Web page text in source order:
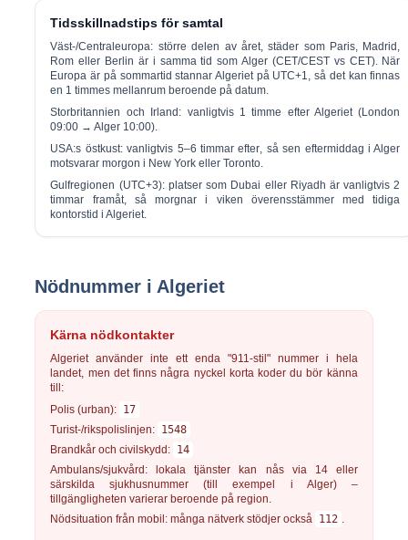
Tidsskillnadstips för samtal
Väst-/Centraleuropa: större delen av året, städer som Paris, Madrid,
Rom eller Berlin är i samma tid som Alger (CET/CEST vs CET). När
Europa är på sommartid stannar Algeriet på UTC+1, så det kan finnas
en 1 timmes mellanrum beroende på datum.
Storbritannien och Irland: vanligtvis 1 timme efterAlgeriet (London
09:00 → Alger 10:00).
USA:s östkust:vanligtvis 5–6 timmar efter, så sen eftermiddag i Alger
motsvarar morgon i New York eller Toronto.
Gulfregionen (UTC+3):platser som Dubai eller Riyadh är vanligtvis2
timmar framåt, så morgnar i viken överensstämmer med tidiga
kontorstid i Algeriet.
Nödnummer i Algeriet
Kärna nödkontakter
Algeriet använder inte ett enda "911-stil" nummer i hela
landet, men det finns några nyckel korta koder du bör känna
till:
Polis (urban): 17
Turist-/rikspolislinjen: 1548
Brandkår och civilskydd: 14
Ambulans/sjukvård: lokala tjänster kan nås via 14 eller
särskilda sjukhusnummer (till exempel i Alger) –
tillgängligheten varierar beroende på region.
Nödsituation från mobil: många nätverk stödjer också 112 .